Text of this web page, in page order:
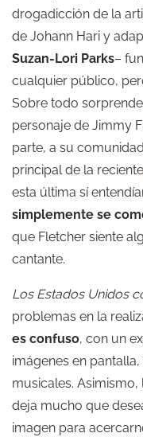
drogadicción de la
de Johann Hari y
Suzan-Lori Parks–
cualquier público,
Sobre todo
personaje de Jimmy
parte, a su
principal de la reciente
esta última sí
simplemente se
que Fletcher siente
cantante.
Los Estados Unidos
problemas en la
es confuso, con un
imágenes en
musicales.
deja mucho que
imagen para